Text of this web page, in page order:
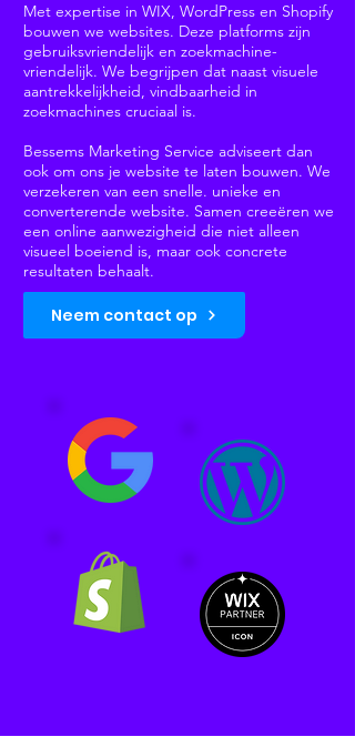
Met expertise in WIX, WordPress en Shopify
bouwen we websites. Deze platforms zijn
gebruiksvriendelijk en zoekmachine-
vriendelijk. We begrijpen dat naast visuele
aantrekkelijkheid, vindbaarheid in
zoekmachines cruciaal is.
Bessems Marketing Service adviseert dan
ook om ons je website te laten bouwen. We
verzekeren van een snelle. unieke en
converterende website. Samen creeëren we
een online aanwezigheid die niet alleen
visueel boeiend is, maar ook concrete
resultaten behaalt.
Neem contact op